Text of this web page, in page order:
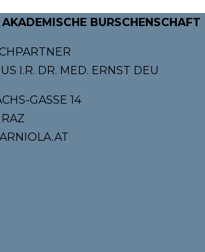
AKADEMISCHE
I.R. DR. MED. ERNST DEU
GASSE 14